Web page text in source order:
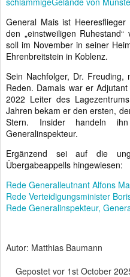
General Mais ist
den „einstweiligen
soll im November in seiner
Ehrenbreitstein in Koblenz.
Sein Nachfolger, Dr.
Reden. Damals war er
2022 Leiter des
Jahren bekam er den ersten,
Stern. Insider handeln
Generalinspekteur.
Ergänzend sei auf die
Übergabeappells hingewiesen:
Rede Generalleutnant Alfons
Rede Verteidigungsminister
Rede Generalinspekteur,
Autor: Matthias Baumann
Gepostet vor 1st October